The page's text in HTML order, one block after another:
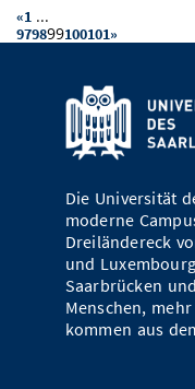
«1 ...
979899100101»
Die Universität
moderne
Dreiländereck
und
Saarbrücken
Menschen,
kommen aus